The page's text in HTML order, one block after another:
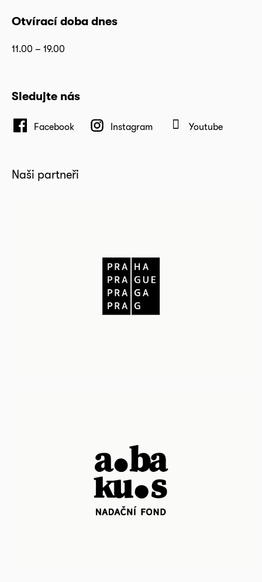
Otvírací doba dnes
11.00 – 19.00
Sledujte nás
Facebook Instagram Youtube
Naši partneři